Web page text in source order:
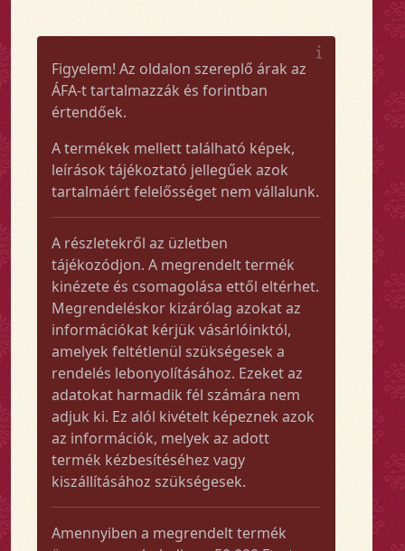
Figyelem! Az oldalon szereplő árak az
ÁFA-t tartalmazzák és forintban
értendőek.
A termékek mellett található képek,
leírások tájékoztató jellegűek azok
tartalmáért felelősséget nem vállalunk.
A részletekről az üzletben
tájékozódjon. A megrendelt termék
kinézete és csomagolása ettől eltérhet.
Megrendeléskor kizárólag azokat az
információkat kérjük vásárlóinktól,
amelyek feltétlenül szükségesek a
rendelés lebonyolításához. Ezeket az
adatokat harmadik fél számára nem
adjuk ki. Ez alól kivételt képeznek azok
az információk, melyek az adott
termék kézbesítéséhez vagy
kiszállításához szükségesek.
Amennyiben a megrendelt termék